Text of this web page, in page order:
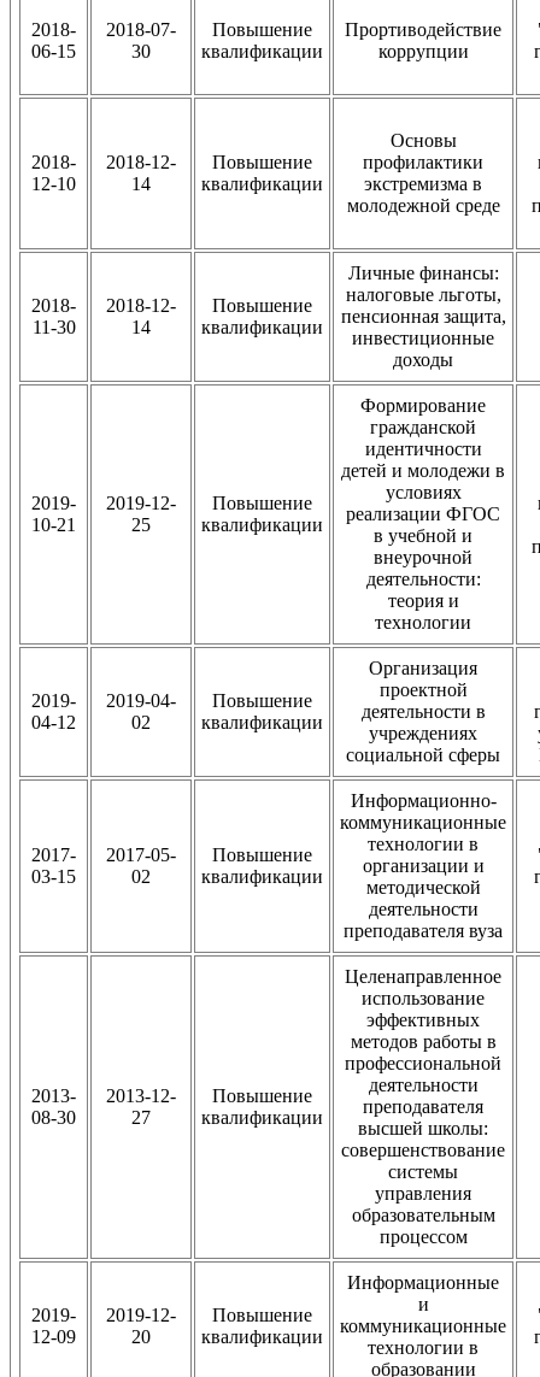
2018-
06-15
2018-07-
30
Повышение
квалификации
Прортиводействие
коррупции
2018-
12-10
2018-12-
14
Повышение
квалификации
Основы
профилактики
экстремизма в
молодежной среде
2018-
11-30
2018-12-
14
Повышение
квалификации
Личные финансы:
налоговые льготы,
пенсионная защита,
инвестиционные
доходы
2019-
10-21
2019-12-
25
Повышение
квалификации
Формирование
гражданской
идентичности
детей и молодежи в
условиях
реализации ФГОС
в учебной и
внеурочной
деятельности:
теория и
технологии
2019-
04-12
2019-04-
02
Повышение
квалификации
Организация
проектной
деятельности в
учреждениях
социальной сферы
2017-
03-15
2017-05-
02
Повышение
квалификации
Информационно-
коммуникационные
технологии в
организации и
методической
деятельности
преподавателя вуза
2013-
08-30
2013-12-
27
Повышение
квалификации
Целенаправленное
использование
эффективных
методов работы в
профессиональной
деятельности
преподавателя
высшей школы:
совершенствование
системы
управления
образовательным
процессом
2019-
12-09
2019-12-
20
Повышение
квалификации
Информационные
и
коммуникационные
технологии в
образовании